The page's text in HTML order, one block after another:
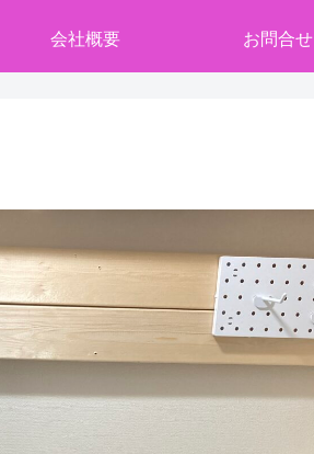
会社概要 お問合せ